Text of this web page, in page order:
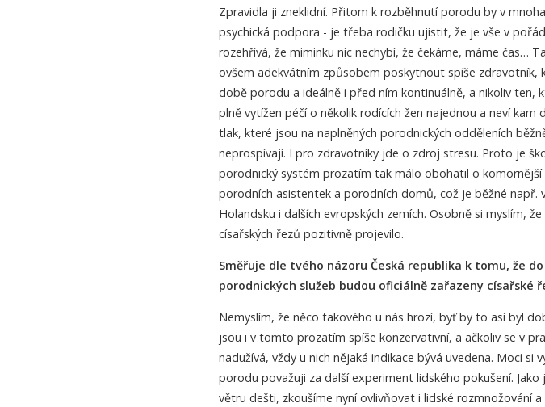
Zpravidla ji zneklidní. Přitom k rozběhnutí porodu by v
psychická podpora - je třeba rodičku ujistit, že je vše v
rozehřívá, že miminku nic nechybí, že čekáme, máme čas…
ovšem adekvátním způsobem poskytnout spíše zdravotník,
době porodu a ideálně i před ním kontinuálně, a nikoliv ten,
plně vytížen péčí o několik rodících žen najednou a neví kam
tlak, které jsou na naplněných porodnických odděleních
neprospívají. I pro zdravotníky jde o zdroj stresu. Proto je
porodnický systém prozatím tak málo obohatil o komornější
porodních asistentek a porodních domů, což je běžné např.
Holandsku i dalších evropských zemích. Osobně si myslím,
císařských řezů pozitivně projevilo.
Směřuje dle tvého názoru Česká republika k tomu, že
porodnických služeb budou oficiálně zařazeny císařské
Nemyslím, že něco takového u nás hrozí, byť by to asi byl
jsou i v tomto prozatím spíše konzervativní, a ačkoliv se v
nadužívá, vždy u nich nějaká indikace bývá uvedena. Moci si
porodu považuji za další experiment lidského pokušení.
větru dešti, zkoušíme nyní ovlivňovat i lidské rozmnožování